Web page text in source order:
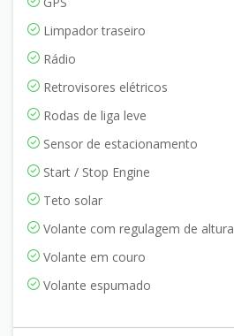
Limpador traseiro
Rádio
Retrovisores elétricos
Rodas de liga leve
Sensor de estacionamento
Start / Stop Engine
Teto solar
Volante com regulagem de altura
Volante em couro
Volante espumado